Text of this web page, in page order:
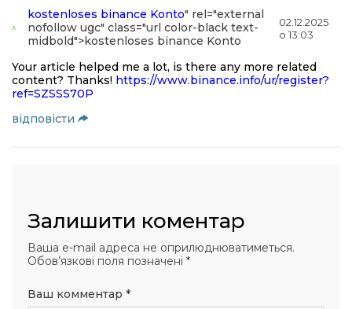
kostenloses binance Konto" rel="external
nofollow ugc" class="url color-black text-
midbold">kostenloses binance Konto
02.12.2025
о 13:03
Your article helped me a lot, is there any more related
content? Thanks! https://www.binance.info/ur/register?
ref=SZSSS70P
відповіcти
Залишити коментар
Ваша e-mail адреса не оприлюднюватиметься.
Обов’язкові поля позначені *
Ваш комментар *